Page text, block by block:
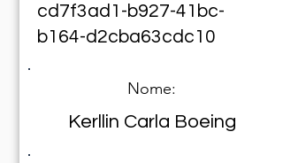
cd7f3ad1-b927-41bc-
b164-d2cba63cdc10
Nome:
Kerllin Carla Boeing